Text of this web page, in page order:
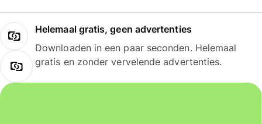
Helemaal gratis, geen advertenties
Downloaden in een paar seconden. Helemaal
gratis en zonder vervelende advertenties.